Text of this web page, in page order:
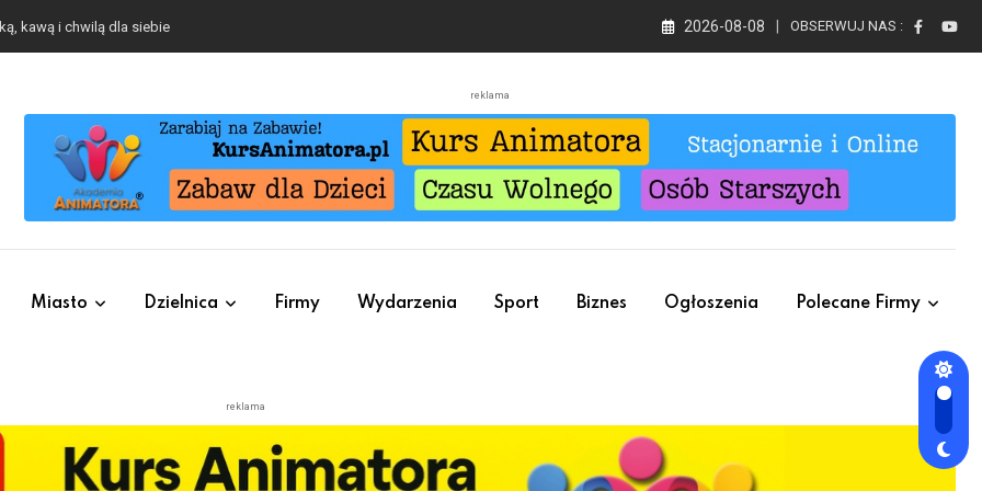
się będzie działo 2 sierpnia 2026-08-08 OBSERWUJ NAS :
reklama
Miasto Dzielnica Firmy Wydarzenia Sport Biznes Ogłoszenia Polecane Firmy
reklama